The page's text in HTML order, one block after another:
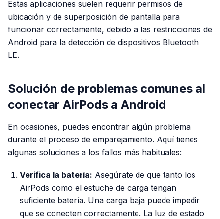
Estas aplicaciones suelen requerir permisos de
ubicación y de superposición de pantalla para
funcionar correctamente, debido a las restricciones de
Android para la detección de dispositivos Bluetooth
LE.
Solución de problemas comunes al
conectar AirPods a Android
En ocasiones, puedes encontrar algún problema
durante el proceso de emparejamiento. Aquí tienes
algunas soluciones a los fallos más habituales:
Verifica la batería: Asegúrate de que tanto los
AirPods como el estuche de carga tengan
suficiente batería. Una carga baja puede impedir
que se conecten correctamente. La luz de estado